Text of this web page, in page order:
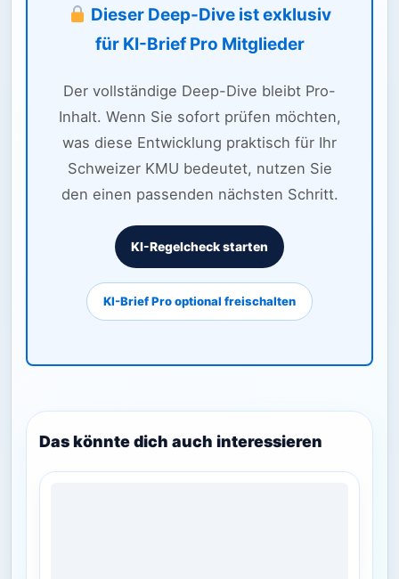
Dieser Deep-Dive ist exklusiv
für KI-Brief Pro Mitglieder
Der vollständige Deep-Dive bleibt Pro-
Inhalt. Wenn Sie sofort prüfen möchten,
was diese Entwicklung praktisch für Ihr
Schweizer KMU bedeutet, nutzen Sie
den einen passenden nächsten Schritt.
KI-Regelcheck starten
KI-Brief Pro optional freischalten
Das könnte dich auch interessieren